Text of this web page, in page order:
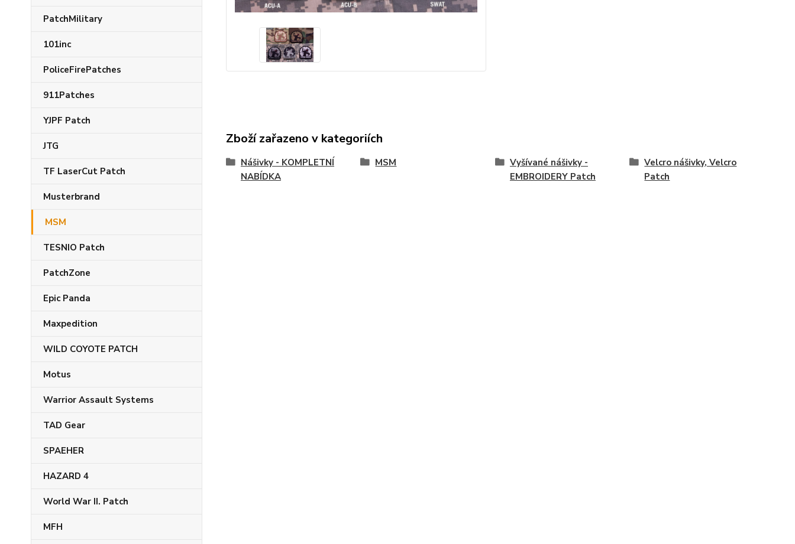
PatchMilitary
101inc
PoliceFirePatches
911Patches
YJPF Patch
JTG
TF LaserCut Patch
Musterbrand
MSM
TESNIO Patch
PatchZone
Epic Panda
Maxpedition
WILD COYOTE PATCH
Motus
Warrior Assault Systems
TAD Gear
SPAEHER
HAZARD 4
World War II. Patch
MFH
Zboží zařazeno v kategoriích
Nášivky - KOMPLETNÍ
NABÍDKA
MSM
Vyšívané nášivky -
EMBROIDERY Patch
Velcro nášivky, Velcro
Patch